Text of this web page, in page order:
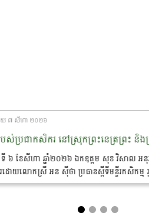
យ​ ៧ សីហា ២០២៦
ទី ៦ ខែសីហា ឆ្នាំ២០២៦ ឯកឧត្តម សុខ វិសាល អនុ​រ
ោយលោកស្រី អន ស៊ីថា ប្រធាន​ស្តីទី​មន្ទីរកសិកម្ម រុ
ខេត្តបន្ទាយមានជ័យ ព្រមទាំងមន្ត្រីបច្ចេកទេស...